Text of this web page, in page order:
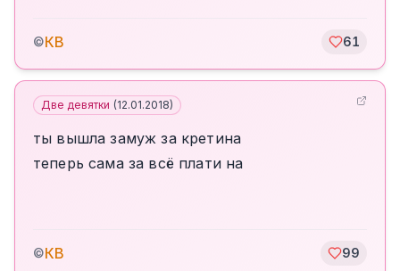
©КВ 61
Две девятки (12.01.2018)
ты вышла замуж за кретина
теперь сама за всё плати на
©КВ 99